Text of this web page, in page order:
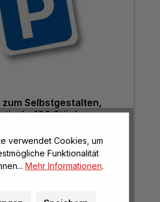
Selbstgestalten,
100 Stück
€ 7,30*
verwendet Cookies, um
Funktionalität
Mehr Informationen.